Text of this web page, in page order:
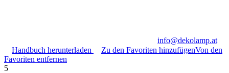
info@dekolamp.at
Handbuch herunterladen
Zu den Favoriten hinzufügenVon den
Favoriten entfernen
5